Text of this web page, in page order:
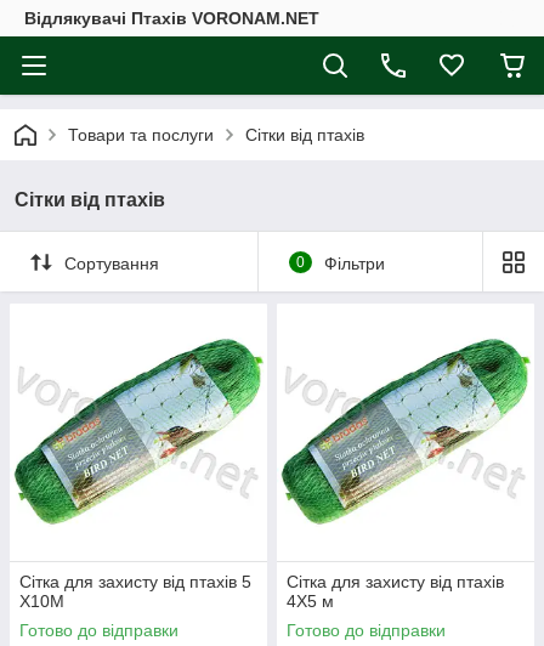
Відлякувачі Птахів VORONAM.NET
Товари та послуги Сітки від птахів
Сітки від птахів
Сортування 0 Фільтри
Сітка для захисту від птахів 5
Х10М
Готово до відправки
Сітка для захисту від птахів
4Х5 м
Готово до відправки